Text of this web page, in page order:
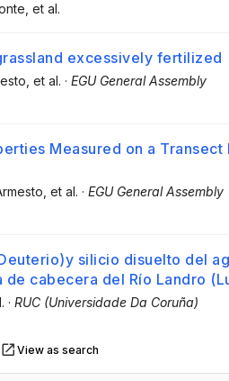
, et al.
excessively fertilized
, et al. · EGU General Assembly
Measured on a Transect
, et al. · EGU General Assembly
silicio disuelto del
cabecera del Río Landro
· RUC (Universidade Da Coruña)
View as search